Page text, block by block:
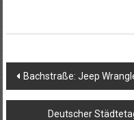
Bachstraße: Jeep
Deutscher